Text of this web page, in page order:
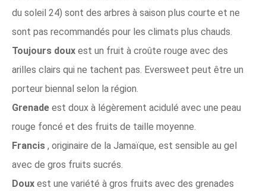
du soleil 24) sont des arbres à saison plus courte et ne
sont pas recommandés pour les climats plus chauds.
Toujours doux est un fruit à croûte rouge avec des
arilles clairs qui ne tachent pas. Eversweet peut être un
porteur biennal selon la région.
Grenade est doux à légèrement acidulé avec une peau
rouge foncé et des fruits de taille moyenne.
Francis , originaire de la Jamaïque, est sensible au gel
avec de gros fruits sucrés.
Doux est une variété à gros fruits avec des grenades